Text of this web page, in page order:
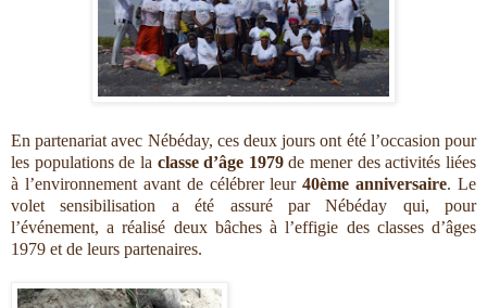
En partenariat avec Nébéday, ces deux jours ont été l’occasion pour
les populations de la classe d’âge 1979de mener des activités liées
à l’environnement avant de célébrer leur40ème anniversaire. Le
volet sensibilisation a été assuré par Nébéday qui, pour
l’événement, a réalisé deux bâches à l’effigie des classes d’âges
1979 et de leurs partenaires.